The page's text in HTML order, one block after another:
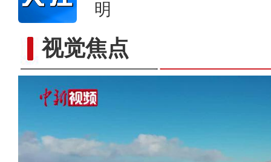
明
视觉焦点大雪时节 新疆龙驹湿地宛